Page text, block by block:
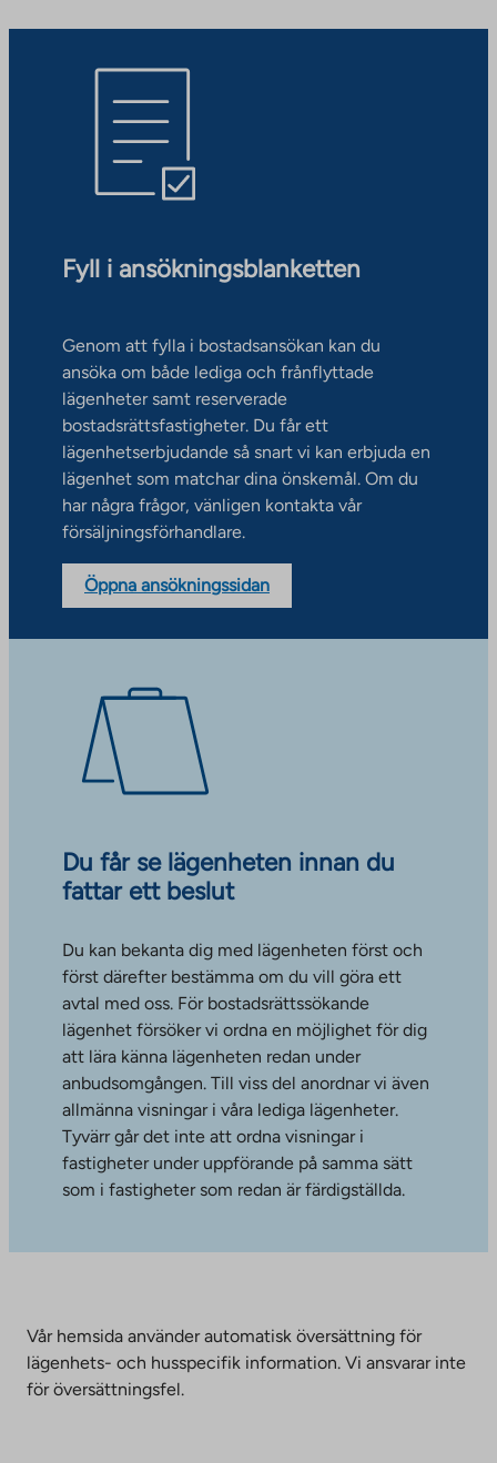
Fyll i ansökningsblanketten
Genom att fylla i bostadsansökan kan du
ansöka om både lediga och frånflyttade
lägenheter samt reserverade
bostadsrättsfastigheter. Du får ett
lägenhetserbjudande så snart vi kan erbjuda en
lägenhet som matchar dina önskemål. Om du
har några frågor, vänligen kontakta vår
försäljningsförhandlare.
Öppna ansökningssidan
Du får se lägenheten innan du
fattar ett beslut
Du kan bekanta dig med lägenheten först och
först därefter bestämma om du vill göra ett
avtal med oss. För bostadsrättssökande
lägenhet försöker vi ordna en möjlighet för dig
att lära känna lägenheten redan under
anbudsomgången. Till viss del anordnar vi även
allmänna visningar i våra lediga lägenheter.
Tyvärr går det inte att ordna visningar i
fastigheter under uppförande på samma sätt
som i fastigheter som redan är färdigställda.
Vår hemsida använder automatisk översättning för
lägenhets- och husspecifik information. Vi ansvarar inte
för översättningsfel.